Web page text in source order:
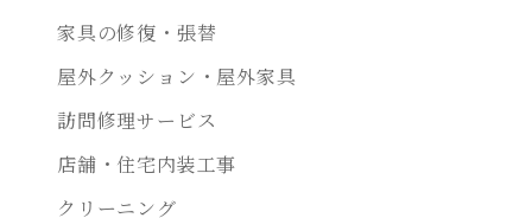
家具の修復・張替
屋外クッション・屋外家具
訪問修理サービス
店舗・住宅内装工事
クリーニング